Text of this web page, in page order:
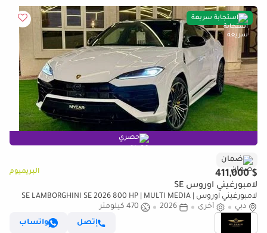
استجابة سريعة
حصري
ضمان
$ 411,000 البريميوم
لامبورغيني اوروس SE
لامبورغيني اوروس SE LAMBORGHINI SE 2026 800 HP | MULTI MEDIA |
NIGHT VISION | HEAD UP | HIGHWAY PAKET | FULL OPTION
دبي أخرى 2026
470 كيلومتر
إتصل
واتساب